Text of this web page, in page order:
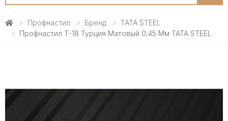
Профнастил Бренд
TATA STEEL
Профнастил Т-18 Турция Матовый 0,45 Мм TATA STEEL